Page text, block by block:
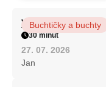
Vláčná olejová
Buchtičky a buchty
30 minut
27. 07. 2026
Jan